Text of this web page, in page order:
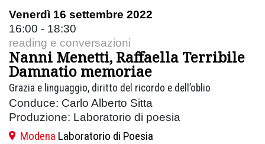
Venerdì 16 settembre 2022
16:00 - 18:30
reading e conversazioni
Nanni Menetti, Raffaella Terribile
Damnatio memoriae
Grazia e linguaggio, diritto del ricordo e dell’oblio
Conduce: Carlo Alberto Sitta
Produzione: Laboratorio di poesia
Modena Laboratorio di Poesia